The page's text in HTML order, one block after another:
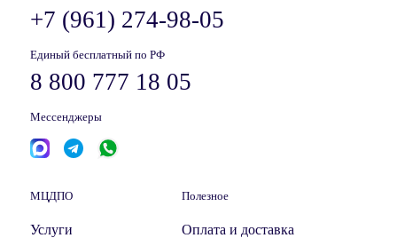
+7 (961) 274-98-05
Единый бесплатный по РФ
8 800 777 18 05
Мессенджеры
МЦДПО
Услуги
Полезное
Оплата и доставка